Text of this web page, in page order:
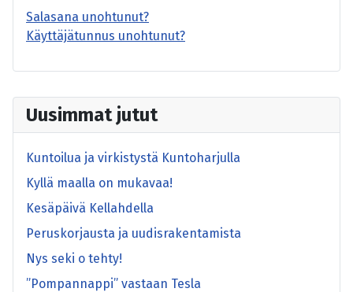
Uusimmat jutut
Kuntoilua ja virkistystä Kuntoharjulla
Kyllä maalla on mukavaa!
Kesäpäivä Kellahdella
Peruskorjausta ja uudisrakentamista
Nys seki o tehty!
”Pompannappi” vastaan Tesla
Salasana unohtunut?
Käyttäjätunnus unohtunut?